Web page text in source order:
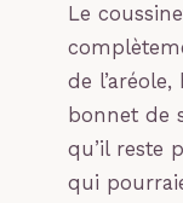
Le
de
bonnet de
qu’il reste
qui